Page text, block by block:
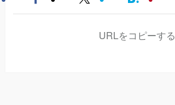
URLをコピーする